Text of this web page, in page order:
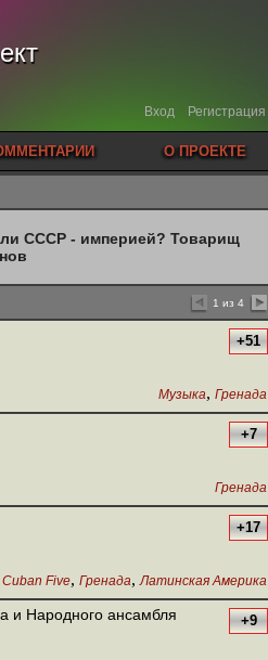
Вход Регистрация
О ПРОЕКТЕ
СССР - империей? Товарищ
1 из 4
+51
Музыка, Гренада
+7
Гренада
+17
Five, Гренада, Латинская Америка
и Народного ансамбля
+9